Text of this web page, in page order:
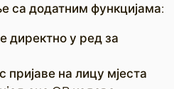
са додатним функцијама:
директно у ред за
пријаве на лицу мјеста